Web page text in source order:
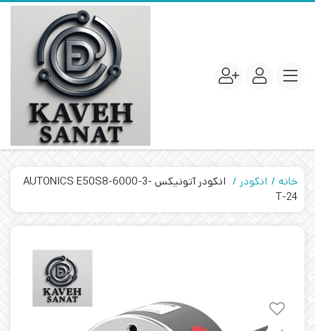
خانه انکودر
انکودر آتونیکس AUTONICS E50S8-6000-3-
T-24